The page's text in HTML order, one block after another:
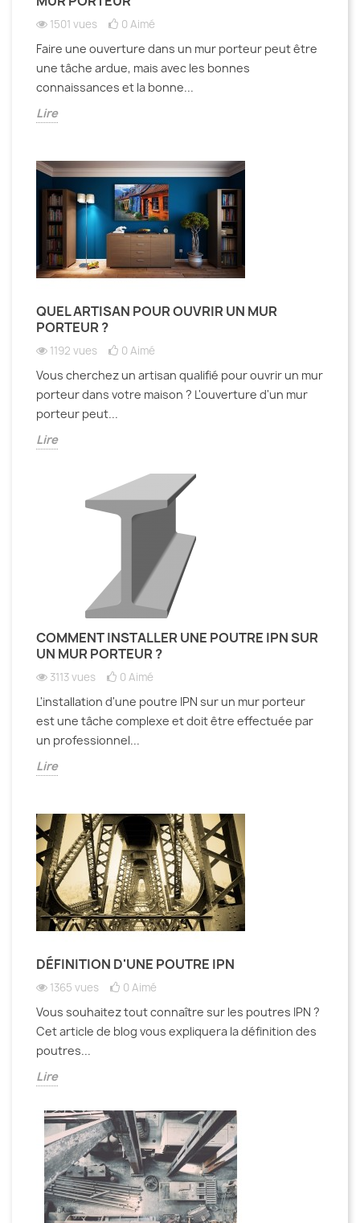
1501 vues 0 Aimé
Faire une ouverture dans un mur porteur peut être
une tâche ardue, mais avec les bonnes
connaissances et la bonne...
Lire
QUEL ARTISAN POUR OUVRIR UN MUR
PORTEUR ?
1192 vues 0 Aimé
Vous cherchez un artisan qualifié pour ouvrir un mur
porteur dans votre maison ? L'ouverture d'un mur
porteur peut...
Lire
COMMENT INSTALLER UNE POUTRE IPN SUR
UN MUR PORTEUR ?
3113 vues 0 Aimé
L'installation d'une poutre IPN sur un mur porteur
est une tâche complexe et doit être effectuée par
un professionnel...
Lire
DÉFINITION D'UNE POUTRE IPN
1365 vues 0 Aimé
Vous souhaitez tout connaître sur les poutres IPN ?
Cet article de blog vous expliquera la définition des
poutres...
Lire